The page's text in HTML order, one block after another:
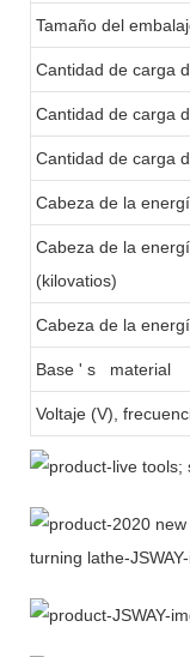
Tamaño del
Cantidad de carga
Cantidad de carga
Cantidad de carga
Cabeza de la
Cabeza de la
(kilovatios)
Cabeza de la
Base ' s material
Voltaje (V),